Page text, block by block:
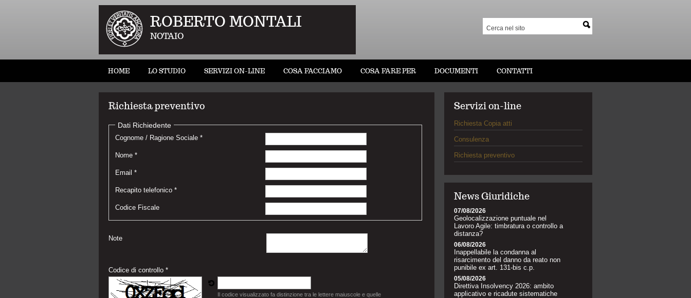
ROBERTO MONTALI
NOTAIO
HOME LO STUDIO SERVIZI ON-LINE COSA FACCIAMO COSA FARE PER DOCUMENTI CONTATTI
Richiesta preventivo
Dati Richiedente
Cognome / Ragione Sociale *
Nome *
Email *
Recapito telefonico *
Codice Fiscale
Note
Codice di controllo *
Il codice visualizzato fa distinzione tra le lettere maiuscole e quelle
Servizi on-line
Richiesta Copia atti
Consulenza
Richiesta preventivo
News Giuridiche
07/08/2026
Geolocalizzazione puntuale nel
Lavoro Agile: timbratura o controllo a
distanza?
06/08/2026
Inappellabile la condanna al
risarcimento del danno da reato non
punibile ex art. 131-bis c.p.
05/08/2026
Direttiva Insolvency 2026: ambito
applicativo e ricadute sistematiche